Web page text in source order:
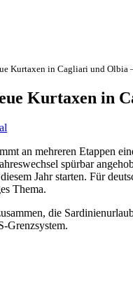
Kurtaxen in Cagliari und Olbia
Kurtaxen in
an mehreren Etappen
spürbar
Jahr starten. Für
Thema.
die
Grenzsystem.